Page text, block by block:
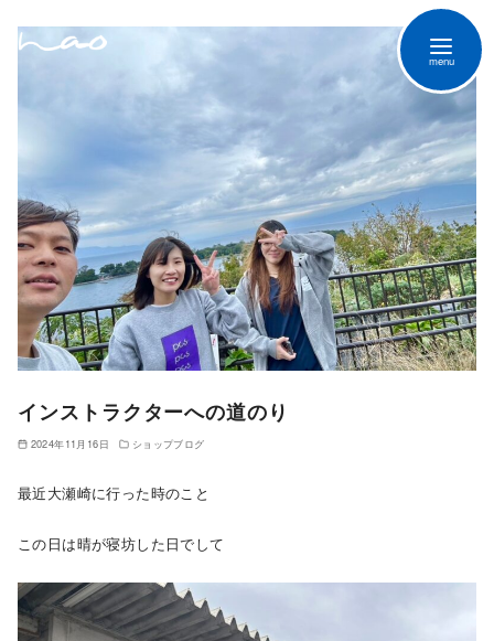
インストラクターへの道のり
2024年11月16日 ショップブログ
最近大瀬崎に行った時のこと
この日は晴が寝坊した日でして